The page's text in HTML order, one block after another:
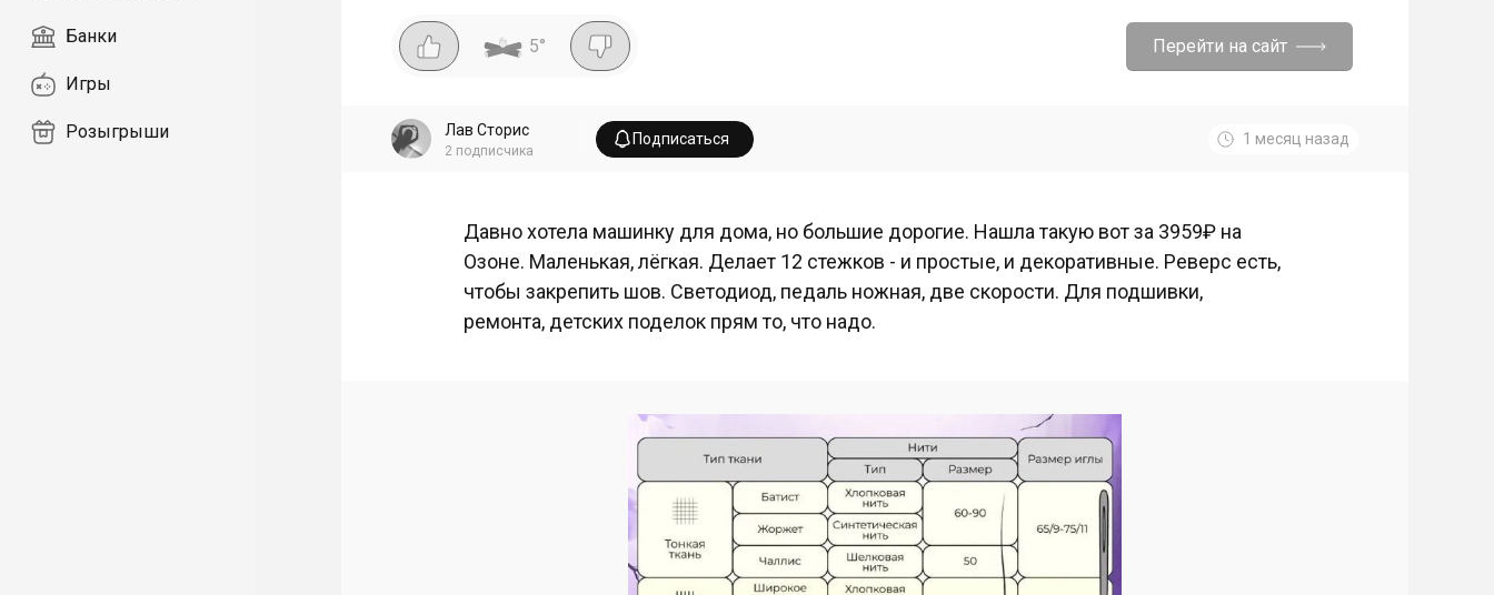
Банки
Игры
Розыгрыши
5° Перейти на сайт
Лав Сторис
2 подписчика
Подписаться 1 месяц назад
Давно хотела машинку для дома, но большие дорогие. Нашла такую вот за 3959₽ на
Озоне. Маленькая, лёгкая. Делает 12 стежков - и простые, и декоративные. Реверс есть,
чтобы закрепить шов. Светодиод, педаль ножная, две скорости. Для подшивки,
ремонта, детских поделок прям то, что надо.